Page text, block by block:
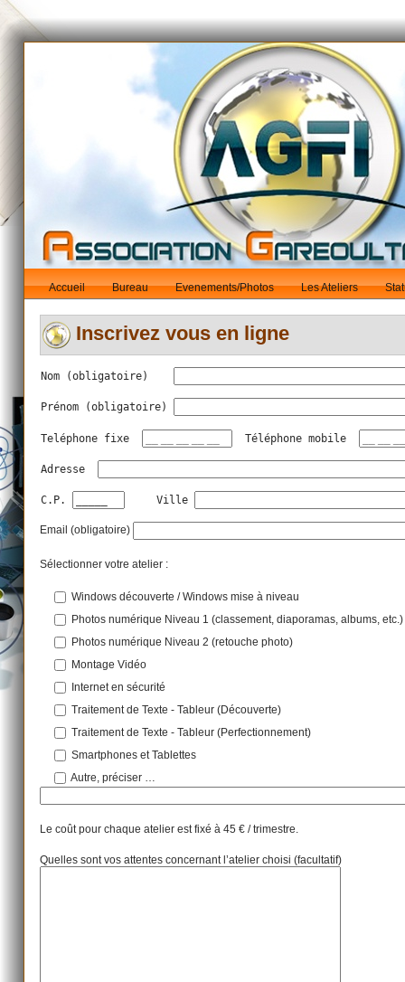
Accueil Bureau Evenements/Photos Les Ateliers
Inscrivez vous en ligne
Nom (obligatoire)
Prénom (obligatoire)
Teléphone fixe
  Téléphone mobile
Adresse
C.P.
     Ville
Email (obligatoire)
Sélectionner votre atelier :
Windows découverte / Windows mise à niveau
Photos numérique Niveau 1 (classement, diaporamas, albums, etc.)
Photos numérique Niveau 2 (retouche photo)
Montage Vidéo
Internet en sécurité
Traitement de Texte - Tableur (Découverte)
Traitement de Texte - Tableur (Perfectionnement)
Smartphones et Tablettes
Autre, préciser …
Le coût pour chaque atelier est fixé à 45 € / trimestre.
Quelles sont vos attentes concernant l’atelier choisi (facultatif)